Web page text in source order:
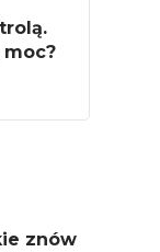
moc?
znów